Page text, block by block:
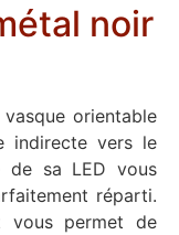
noir
orientable
indirecte vers le
de sa LED vous
réparti.
vous permet de